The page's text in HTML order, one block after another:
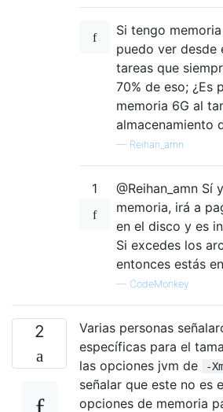
Si tengo
puedo ver desde
tareas que
70% de eso; ¿Es
memoria 6G al
almacenamiento
— Reihan_amn
1
@Reihan_amn Sí
memoria, irá a
en el disco y es
Si excedes los
entonces estás
— CodeMonkey
2
Varias personas
específicas para el
las opciones jvm de
-
señalar que este no es
opciones de memoria